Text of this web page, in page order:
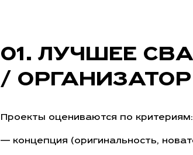
ЛУЧШЕЕ
/ ОРГАНИЗАТОР
Проекты оцениваются по критериям:
— концепция (оригинальность,